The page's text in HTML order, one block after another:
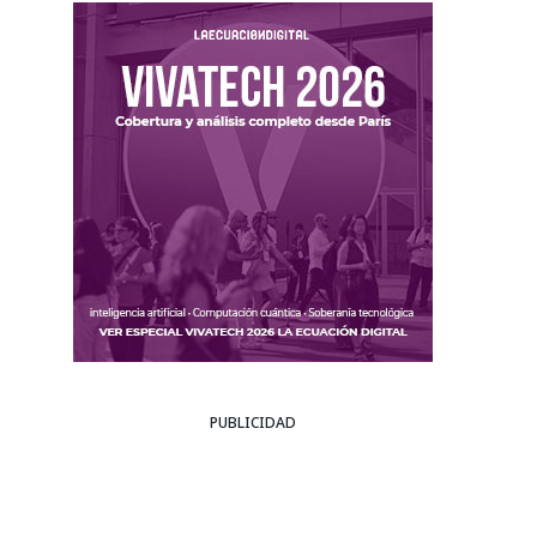
PUBLICIDAD